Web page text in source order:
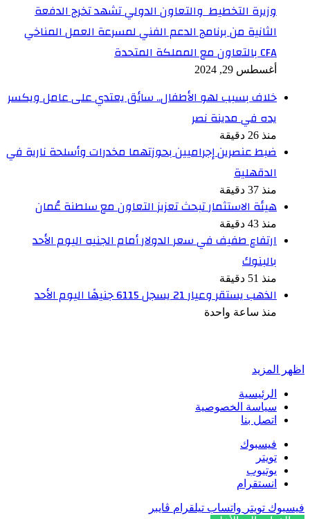
وزيرة التخطيط والتعاون الدولي تشهد تخرج الدفعة
الثانية من برنامج الدعم الفني لمسرعة العمل المناخي
CFA بالتعاون مع المملكة المتحدة
أغسطس 29, 2024
خلاف بسبب لهو الأطفال.. سائق يعتدي على عامل ويكسر
يده في مدينة نصر
منذ 26 دقيقة
ضبط عنصرين إجراميين بحوزتهما مخدرات وأسلحة نارية في
الدقهلية
منذ 37 دقيقة
هيئة الاستثمار تبحث تعزيز التعاون مع سلطنة عُمان
منذ 43 دقيقة
ارتفاع طفيف في سعر الدولار أمام الجنيه اليوم الأحد
بالبنوك
منذ 51 دقيقة
الذهب يستقر وعيار 21 يسجل 6115 جنيهًا اليوم الأحد
منذ ساعة واحدة
اظهر المزيد
الرئيسية
سياسة الخصوصية
اتصل بنا
فيسبوك
تويتر
يوتيوب
انستقرام
فيسبوك تويتر واتساب تيلقرام ڤايبر